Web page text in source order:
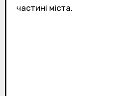
частині міста.